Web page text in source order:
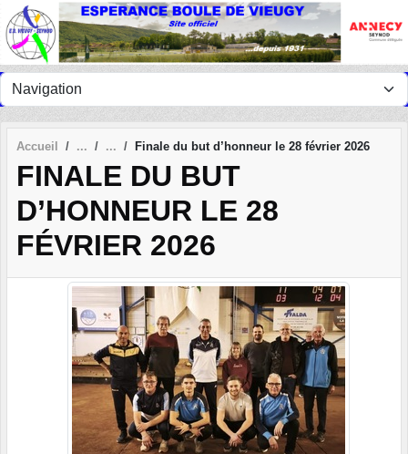
Accueil Finale du but d’honneur le 28 février 2026
FINALE DU BUT
D’HONNEUR LE 28
FÉVRIER 2026
Panneau de gestion des cookies